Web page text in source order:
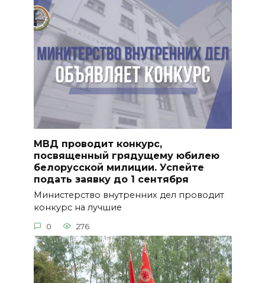
МВД проводит конкурс,
посвященный грядущему юбилею
белорусской милиции. Успейте
подать заявку до 1 сентября
Министерство внутренних дел проводит
конкурс на лучшие
0 276